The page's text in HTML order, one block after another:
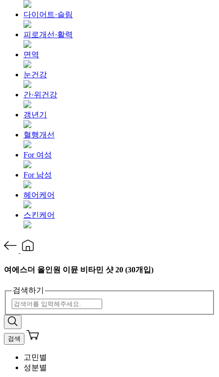
다이어트·슬림
피로개선·활력
면역
눈건강
간·위건강
갱년기
혈행개선
For 여성
For 남성
헤어케어
스킨케어
여에스더 올인원 이뮨 비타민 샷 20 (30개입)
검색하기
검색
고민별
성분별